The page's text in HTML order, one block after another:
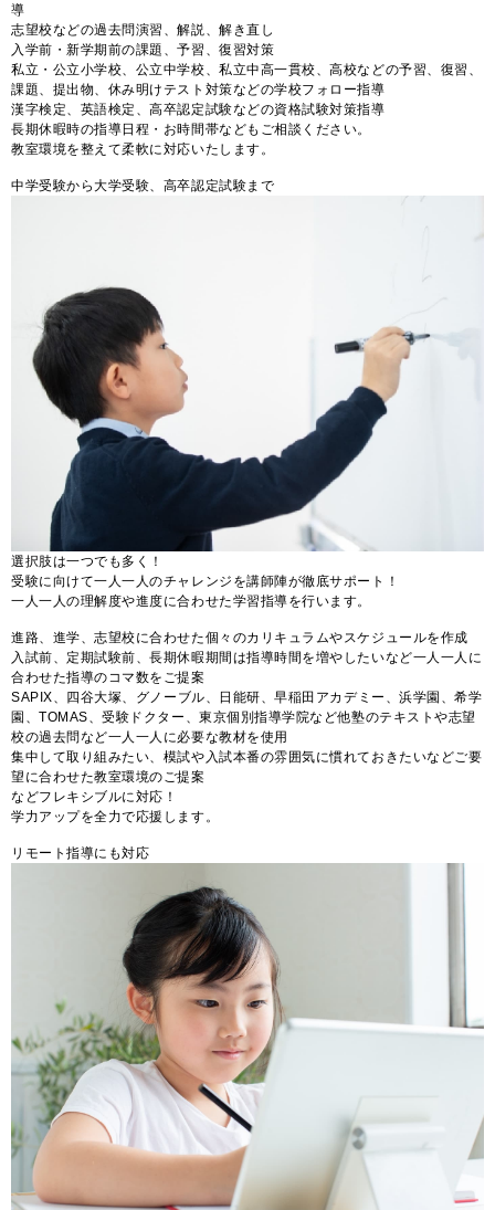
導
志望校などの過去問演習、解説、解き直し
入学前・新学期前の課題、予習、復習対策
私立・公立小学校、公立中学校、私立中高一貫校、高校などの予習、復習、
課題、提出物、休み明けテスト対策などの学校フォロー指導
漢字検定、英語検定、高卒認定試験などの資格試験対策指導
長期休暇時の指導日程・お時間帯などもご相談ください。
教室環境を整えて柔軟に対応いたします。
中学受験から大学受験、高卒認定試験まで
選択肢は一つでも多く！
受験に向けて一人一人のチャレンジを講師陣が徹底サポート！
一人一人の理解度や進度に合わせた学習指導を行います。
進路、進学、志望校に合わせた個々のカリキュラムやスケジュールを作成
入試前、定期試験前、長期休暇期間は指導時間を増やしたいなど一人一人に
合わせた指導のコマ数をご提案
SAPIX、四谷大塚、グノーブル、日能研、早稲田アカデミー、浜学園、希学
園、TOMAS、受験ドクター、東京個別指導学院など他塾のテキストや志望
校の過去問など一人一人に必要な教材を使用
集中して取り組みたい、模試や入試本番の雰囲気に慣れておきたいなどご要
望に合わせた教室環境のご提案
などフレキシブルに対応！
学力アップを全力で応援します。
リモート指導にも対応